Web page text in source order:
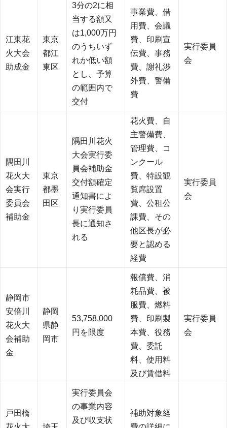
江東花
火大会
助成金
東京
都江
東区
3分の2に相
当する額又
は1,000万円
のうちいず
れか低い額
とし、予算
の範囲内で
交付
事業費、借
用費、会議
費、印刷宣
伝費、事務
費、謝礼渉
外費、警備
費
実行委員
会
隅田川
花火大
会実行
委員会
補助金
東京
都墨
田区
隅田川花火
大会実行委
員会補助金
交付額確定
通知書によ
り実行委員
長に通知さ
れる
花火費、自
主警備費、
管理費、コ
ンクール
費、特設観
覧席設置
費、公租公
課費、その
他区長が必
要と認める
経費
実行委員
会
静岡市
安倍川
花火大
会補助
金
静岡
県静
岡市
53,758,000
円を限度
報償費、消
耗品費、被
服費、燃料
費、印刷製
本費、役務
費、委託
料、使用料
及び賃借料
実行委員
会
戸田橋
実行委員会
の事業内容
及び収支状
補助対象経